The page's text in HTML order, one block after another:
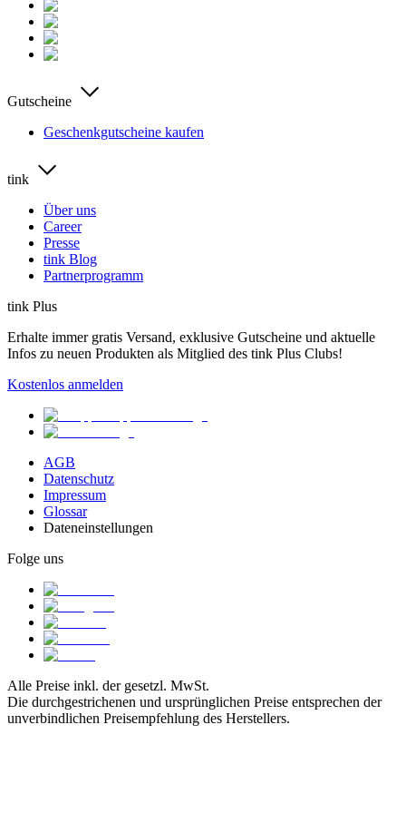
Gutscheine
Geschenkgutscheine kaufen
tink
Über uns
Career
Presse
tink Blog
Partnerprogramm
tink Plus
Erhalte immer gratis Versand, exklusive Gutscheine und aktuelle
Infos zu neuen Produkten als Mitglied des tink Plus Clubs!
Kostenlos anmelden
AGB
Datenschutz
Impressum
Glossar
Dateneinstellungen
Folge uns
Alle Preise inkl. der gesetzl. MwSt.
Die durchgestrichenen und ursprünglichen Preise entsprechen der
unverbindlichen Preisempfehlung des Herstellers.